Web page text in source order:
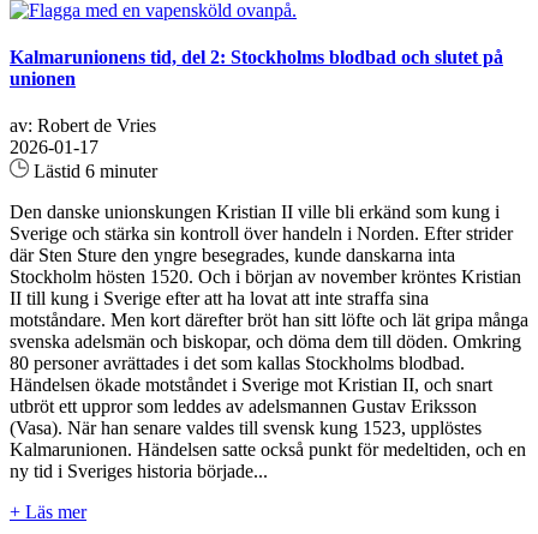
Kalmarunionens tid, del 2: Stockholms blodbad och slutet på
unionen
av: Robert de Vries
2026-01-17
Lästid 6 minuter
Den danske unionskungen Kristian II ville bli erkänd som kung i
Sverige och stärka sin kontroll över handeln i Norden. Efter strider
där Sten Sture den yngre besegrades, kunde danskarna inta
Stockholm hösten 1520. Och i början av november kröntes Kristian
II till kung i Sverige efter att ha lovat att inte straffa sina
motståndare. Men kort därefter bröt han sitt löfte och lät gripa många
svenska adelsmän och biskopar, och döma dem till döden. Omkring
80 personer avrättades i det som kallas Stockholms blodbad.
Händelsen ökade motståndet i Sverige mot Kristian II, och snart
utbröt ett uppror som leddes av adelsmannen Gustav Eriksson
(Vasa). När han senare valdes till svensk kung 1523, upplöstes
Kalmarunionen. Händelsen satte också punkt för medeltiden, och en
ny tid i Sveriges historia började...
+ Läs mer